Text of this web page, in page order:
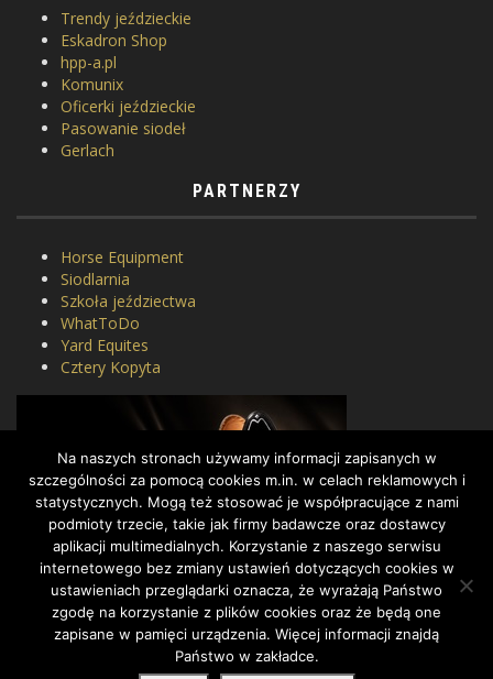
Trendy jeździeckie
Eskadron Shop
hpp-a.pl
Komunix
Oficerki jeździeckie
Pasowanie siodeł
Gerlach
PARTNERZY
Horse Equipment
Siodlarnia
Szkoła jeździectwa
WhatToDo
Yard Equites
Cztery Kopyta
Na naszych stronach używamy informacji zapisanych w
szczególności za pomocą cookies m.in. w celach reklamowych i
statystycznych. Mogą też stosować je współpracujące z nami
podmioty trzecie, takie jak firmy badawcze oraz dostawcy
aplikacji multimedialnych. Korzystanie z naszego serwisu
internetowego bez zmiany ustawień dotyczących cookies w
ustawieniach przeglądarki oznacza, że wyrażają Państwo
zgodę na korzystanie z plików cookies oraz że będą one
zapisane w pamięci urządzenia. Więcej informacji znajdą
Państwo w zakładce.